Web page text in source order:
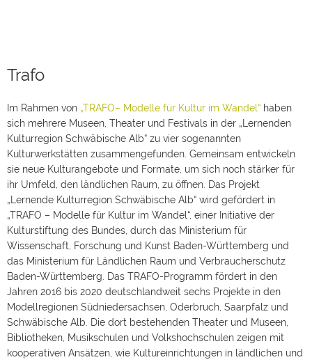
Trafo
Im Rahmen von „TRAFO– Modelle für Kultur im Wandel“ haben
sich mehrere Museen, Theater und Festivals in der „Lernenden
Kulturregion Schwäbische Alb“ zu vier sogenannten
Kulturwerkstätten zusammengefunden. Gemeinsam entwickeln
sie neue Kulturangebote und Formate, um sich noch stärker für
ihr Umfeld, den ländlichen Raum, zu öffnen. Das Projekt
„Lernende Kulturregion Schwäbische Alb“ wird gefördert in
„TRAFO – Modelle für Kultur im Wandel“, einer Initiative der
Kulturstiftung des Bundes, durch das Ministerium für
Wissenschaft, Forschung und Kunst Baden-Württemberg und
das Ministerium für Ländlichen Raum und Verbraucherschutz
Baden-Württemberg. Das TRAFO-Programm fördert in den
Jahren 2016 bis 2020 deutschlandweit sechs Projekte in den
Modellregionen Südniedersachsen, Oderbruch, Saarpfalz und
Schwäbische Alb. Die dort bestehenden Theater und Museen,
Bibliotheken, Musikschulen und Volkshochschulen zeigen mit
kooperativen Ansätzen, wie Kultureinrichtungen in ländlichen und
[vc_row][vc_column width="1/1"][vc_column_text
text_align="left"]